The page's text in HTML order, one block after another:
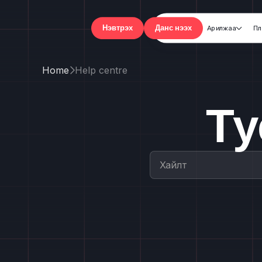
Арилжаа
Нэвтрэх Данс нээх
HomeHelp centre